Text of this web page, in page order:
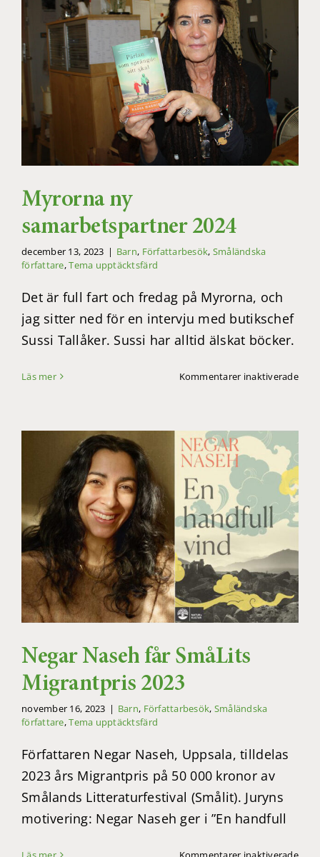
Myrorna ny
samarbetspartner 2024
december 13, 2023 | Barn, Författarbesök, Småländska
författare,Tema upptäcktsfärd
Det är full fart och fredag på Myrorna, och
jag sitter ned för en intervju med butikschef
Sussi Tallåker. Sussi har alltid älskat böcker.
Läs mer Kommentarer inaktiveradeför
Negar Naseh får SmåLits
Migrantpris 2023
november 16, 2023 | Barn, Författarbesök, Småländska
författare,Tema upptäcktsfärd
Författaren Negar Naseh, Uppsala, tilldelas
2023 års Migrantpris på 50 000 kronor av
Smålands Litteraturfestival (Smålit). Juryns
motivering: Negar Naseh ger i ”En handfull
för